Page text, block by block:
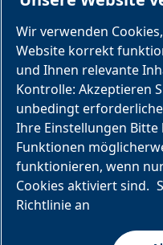
Wir verwenden
Website korrekt
und Ihnen relevante
Kontrolle: Akzeptieren
unbedingt
Ihre Einstellungen Bitte
Funktionen
funktionieren, wenn
Cookies aktiviert sind.
Richtlinie an